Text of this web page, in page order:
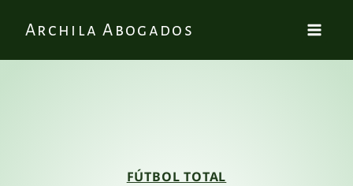
Archila Abogados
FÚTBOL TOTAL